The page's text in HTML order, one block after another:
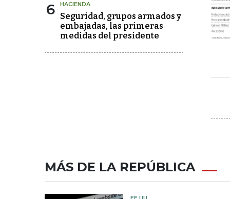
6 HACIENDA
Seguridad, grupos armados y
embajadas, las primeras
medidas del presidente
MÁS DE LA REPÚBLICA